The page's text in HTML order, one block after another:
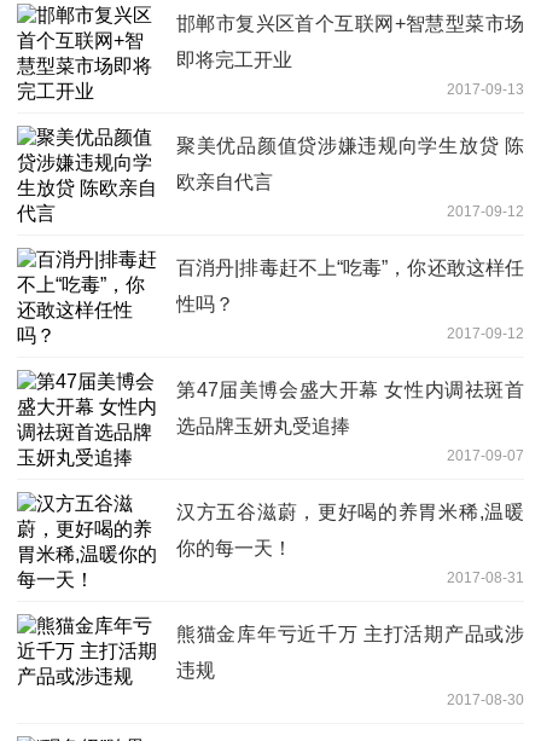
邯郸市复兴区首个互联网+智慧型菜市场
即将完工开业
2017-09-13
聚美优品颜值贷涉嫌违规向学生放贷 陈
欧亲自代言
2017-09-12
百消丹|排毒赶不上“吃毒”，你还敢这样任
性吗？
2017-09-12
第47届美博会盛大开幕 女性内调祛斑首
选品牌玉妍丸受追捧
2017-09-07
汉方五谷滋蔚，更好喝的养胃米稀,温暖
你的每一天！
2017-08-31
熊猫金库年亏近千万 主打活期产品或涉
违规
2017-08-30